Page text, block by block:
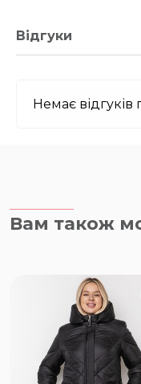
Відгуки
Немає відгуків
Вам також